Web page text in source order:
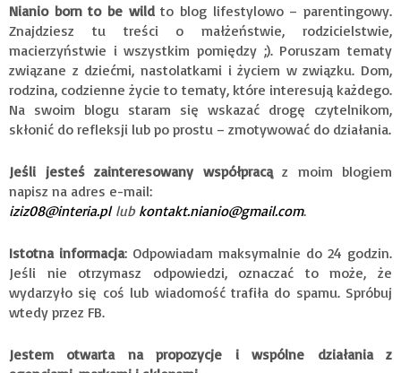
Nianio born to be wildto blog lifestylowo – parentingowy.
Znajdziesz tu treści o małżeństwie, rodzicielstwie,
macierzyństwie i wszystkim pomiędzy ;). Poruszam tematy
związane z dziećmi, nastolatkami i życiem w związku. Dom,
rodzina, codzienne życie to tematy, które interesują każdego.
Na swoim blogu staram się wskazać drogę czytelnikom,
skłonić do refleksji lub po prostu – zmotywować do działania.
Jeśli jesteś zainteresowany współpracąz moim blogiem
napisz na adres e-mail:
iziz08@interia.pllub kontakt.nianio@gmail.com.
Istotna informacja: Odpowiadam maksymalnie do 24 godzin.
Jeśli nie otrzymasz odpowiedzi, oznaczać to może, że
wydarzyło się coś lub wiadomość trafiła do spamu. Spróbuj
wtedy przez FB.
Jestem otwarta na propozycje i wspólne działania z